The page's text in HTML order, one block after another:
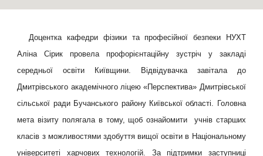
Доцентка кафедри фізики та професійної безпеки НУХТ
Аліна Сірик провела профорієнтаційну зустріч у закладі
середньої освіти Київщини. Відвідувачка завітала до
Дмитрівського академічного ліцею «Перспектива» Дмитрівської
сільської ради Бучанського району Київської області. Головна
мета візиту полягала в тому, щоб ознайомити учнів старших
класів з можливостями здобуття вищої освіти в Національному
університеті харчових технологій. За підтримки заступниці